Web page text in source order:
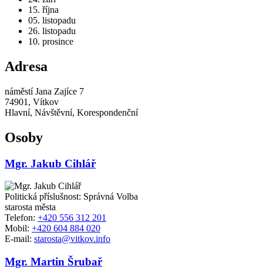
15. října
05. listopadu
26. listopadu
10. prosince
Adresa
náměstí Jana Zajíce 7
74901, Vítkov
Hlavní, Návštěvní, Korespondenční
Osoby
Mgr. Jakub Cihlář
Politická příslušnost: Správná Volba
starosta města
Telefon: +420 556 312 201
Mobil: +420 604 884 020
E-mail: starosta@vitkov.info
Mgr. Martin Šrubař